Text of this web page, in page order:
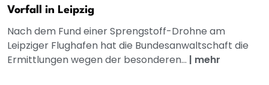
Vorfall in Leipzig
Nach dem Fund einer Sprengstoff-Drohne am
Leipziger Flughafen hat die Bundesanwaltschaft die
Ermittlungen wegen der besonderen... | mehr